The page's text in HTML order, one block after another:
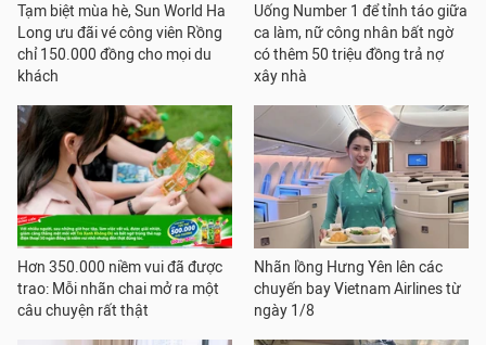
Tạm biệt mùa hè, Sun World Ha
Long ưu đãi vé công viên Rồng
chỉ 150.000 đồng cho mọi du
khách
Uống Number 1 để tỉnh táo giữa
ca làm, nữ công nhân bất ngờ
có thêm 50 triệu đồng trả nợ
xây nhà
Hơn 350.000 niềm vui đã được
trao: Mỗi nhãn chai mở ra một
câu chuyện rất thật
Nhãn lồng Hưng Yên lên các
chuyến bay Vietnam Airlines từ
ngày 1/8